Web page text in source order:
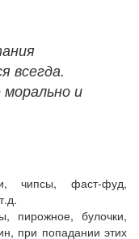
всегда.
и
чипсы, фаст-фуд,
пирожное, булочки,
при попадании этих